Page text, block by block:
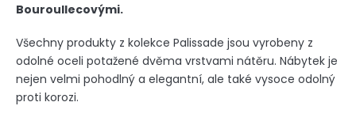
Bouroullecovými.
Všechny produkty z kolekce Palissade jsou vyrobeny z
odolné oceli potažené dvěma vrstvami nátěru. Nábytek je
nejen velmi pohodlný a elegantní, ale také vysoce odolný
proti korozi.